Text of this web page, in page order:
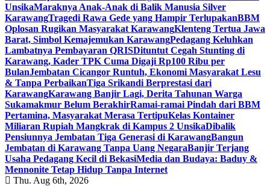
UnsikaMaraknya Anak-Anak di Balik Manusia Silver
KarawangTragedi Rawa Gede yang Hampir TerlupakanBBM
Oplosan Rugikan Masyarakat KarawangKlenteng Tertua Jawa
Barat, Simbol Kemajemukan KarawangPedagang Keluhkan
Lambatnya Pembayaran QRISDituntut Cegah Stunting di
Karawang, Kader TPK Cuma Digaji Rp100 Ribu per
BulanJembatan Cicangor Runtuh, Ekonomi Masyarakat Lesu
& Tanpa PerbaikanTiga Srikandi Berprestasi dari
KarawangKarawang Banjir Lagi, Derita Tahunan Warga
Sukamakmur Belum BerakhirRamai-ramai Pindah dari BBM
Pertamina, Masyarakat Merasa TertipuKelas Kontainer
Miliaran Rupiah Mangkrak di Kampus 2 UnsikaDibalik
Pensiunnya Jembatan Tiga Generasi di KarawangBangun
Jembatan di Karawang Tanpa Uang NegaraBanjir Terjang
Usaha Pedagang Kecil di BekasiMedia dan Budaya: Baduy &
Mennonite Tetap Hidup Tanpa Internet
Thu. Aug 6th, 2026